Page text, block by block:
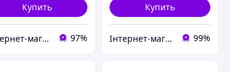
Купить
Інтернет-магазин "ПрофітОк" 97%
Купить
Інтернет-магазин "Ok-Group" 99%